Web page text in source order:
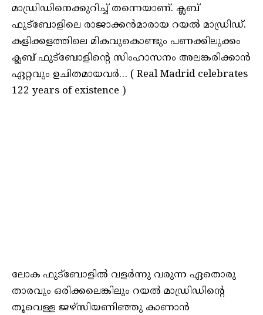
മാഡ്രിഡിനെക്കുറിച്ച് തന്നെയാണ്. ക്ലബ്
ഫുട്‌ബോളിലെ രാജാക്കന്‍മാരായ റയല്‍ മാഡ്രിഡ്.
കളിക്കളത്തിലെ മികവുകൊണ്ടും പണക്കിലുക്കം
ക്ലബ് ഫുട്‌ബോളിന്റെ സിംഹാസനം അലങ്കരിക്കാന്‍
ഏറ്റവും ഉചിതമായവര്‍… ( Real Madrid celebrates
122 years of existence )
ലോക ഫുട്‌ബോളില്‍ വളര്‍ന്നു വരുന്ന ഏതൊരു
താരവും ഒരിക്കലെങ്കിലും റയല്‍ മാഡ്രിഡിന്റെ
തൂവെള്ള ജഴ്‌സിയണിഞ്ഞു കാണാന്‍